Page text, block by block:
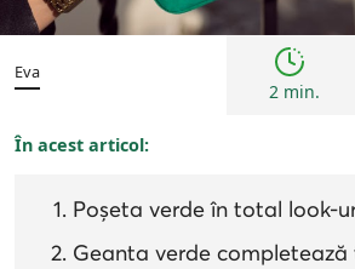
Eva
2 min.
În acest articol:
Poșeta verde în total look-
Geanta verde